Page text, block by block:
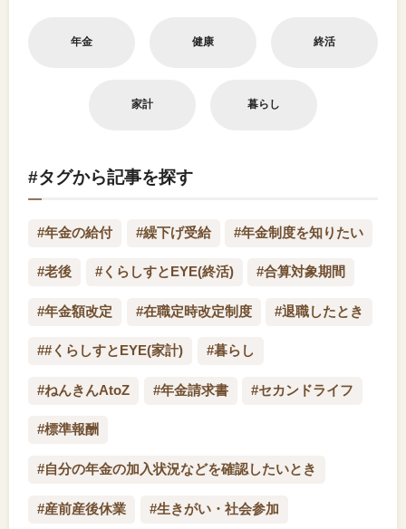
年金 健康 終活
家計 暮らし
#タグから記事を探す
#年金の給付 #繰下げ受給 #年金制度を知りたい
#老後 #くらしすとEYE(終活) #合算対象期間
#年金額改定 #在職定時改定制度 #退職したとき
##くらしすとEYE(家計) #暮らし
#ねんきんAtoZ #年金請求書 #セカンドライフ
#標準報酬
#自分の年金の加入状況などを確認したいとき
#産前産後休業 #生きがい・社会参加